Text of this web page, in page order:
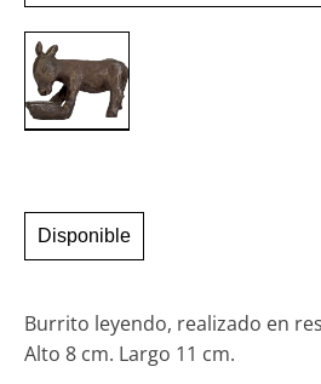
Disponible
Burrito leyendo, realizado en
Alto 8 cm. Largo 11 cm.